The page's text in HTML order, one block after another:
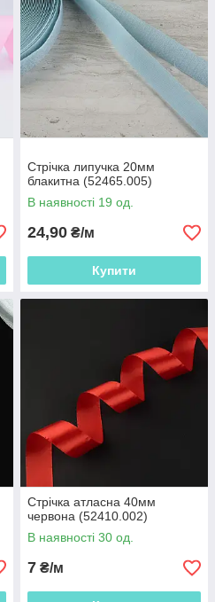
Стрічка липучка 20мм
блакитна (52465.005)
В наявності 19 од.
24,90 ₴/м
Купити
Стрічка атласна 40мм
червона (52410.002)
В наявності 30 од.
7 ₴/м